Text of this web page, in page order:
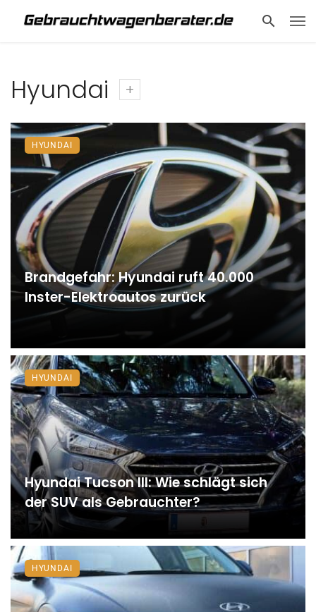
Hyundai
Brandgefahr: Hyundai ruft 40.000
Inster-Elektroautos zurück
HYUNDAI
Hyundai Tucson III: Wie schlägt sich
der SUV als Gebrauchter?
HYUNDAI
HYUNDAI